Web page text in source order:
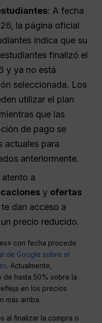
: A fecha
la página oficial
indica que su
finalizó el
y ya no está
seleccionada. Los
utilizar el plan
que las
de pago se
actuales para
anteriormente.
atento a
y ofertas
dan acceso a
precio reducido.
con fecha procede
de Google sobre el
. Actualmente,
de hasta 50% sobre la
en los precios
más arriba.
al finalizar la compra o